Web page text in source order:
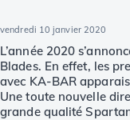
vendredi 10 janvier 2020
L’année 2020
Blades. En effet, les
avec KA-BAR
Une toute nouvelle
grande qualité